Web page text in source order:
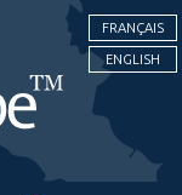
FRANÇAIS
ENGLISH